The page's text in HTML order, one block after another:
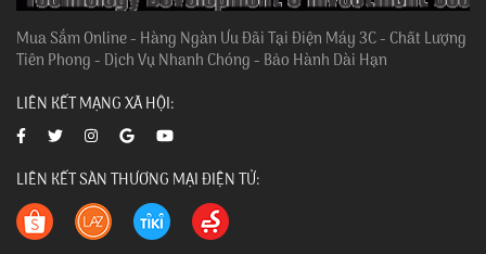
Mua Sắm Online - Hàng Ngàn Ưu Đãi Tại Điện Máy 3C - Chất Lượng
Tiên Phong - Dịch Vụ Nhanh Chóng - Bảo Hành Dài Hạn
LIÊN KẾT MẠNG XÃ HỘI:
LIÊN KẾT SÀN THƯƠNG MẠI ĐIỆN TỬ: